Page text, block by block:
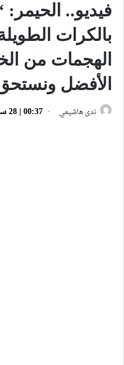
فيديو.. الحيمر:
بالكرات
الهجمات من
الأفضل
ندى هاشيمي 00:37 | 28 سبتمبر، 2021